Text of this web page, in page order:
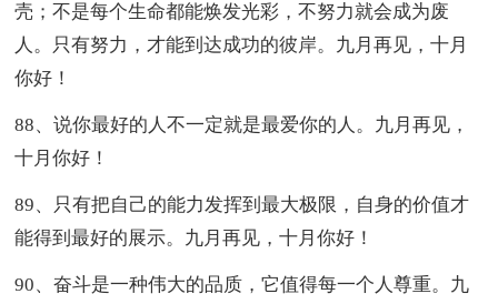
壳；不是每个生命都能焕发光彩，不努力就会成为废
人。只有努力，才能到达成功的彼岸。九月再见，十月
你好！
88、说你最好的人不一定就是最爱你的人。九月再见，
十月你好！
89、只有把自己的能力发挥到最大极限，自身的价值才
能得到最好的展示。九月再见，十月你好！
90、奋斗是一种伟大的品质，它值得每一个人尊重。九